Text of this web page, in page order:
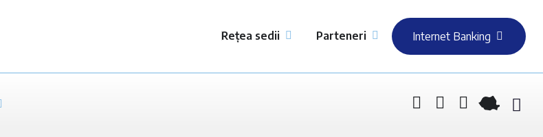
Rețea sedii Parteneri Internet Banking